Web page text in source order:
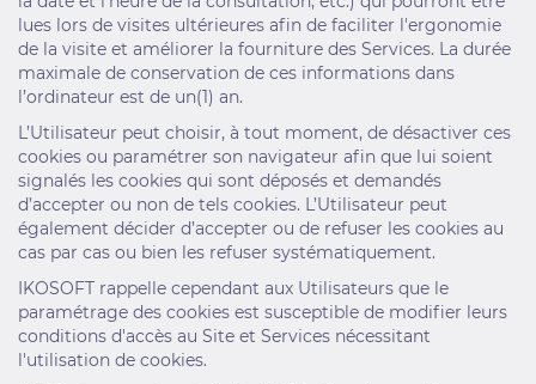
lues lors de visites ultérieures afin de faciliter l'ergonomie
de la visite et améliorer la fourniture des Services. La durée
maximale de conservation de ces informations dans
l’ordinateur est de un(1) an.
L’Utilisateur peut choisir, à tout moment, de désactiver ces
cookies ou paramétrer son navigateur afin que lui soient
signalés les cookies qui sont déposés et demandés
d’accepter ou non de tels cookies. L’Utilisateur peut
également décider d’accepter ou de refuser les cookies au
cas par cas ou bien les refuser systématiquement.
IKOSOFT rappelle cependant aux Utilisateurs que le
paramétrage des cookies est susceptible de modifier leurs
conditions d'accès au Site et Services nécessitant
l'utilisation de cookies.